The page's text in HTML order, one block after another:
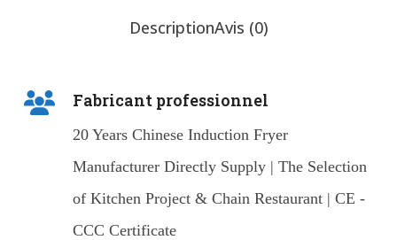
DescriptionAvis (0)
Fabricant professionnel
20 Years Chinese Induction Fryer
Manufacturer Directly Supply | The Selection
of Kitchen Project & Chain Restaurant | CE -
CCC Certificate